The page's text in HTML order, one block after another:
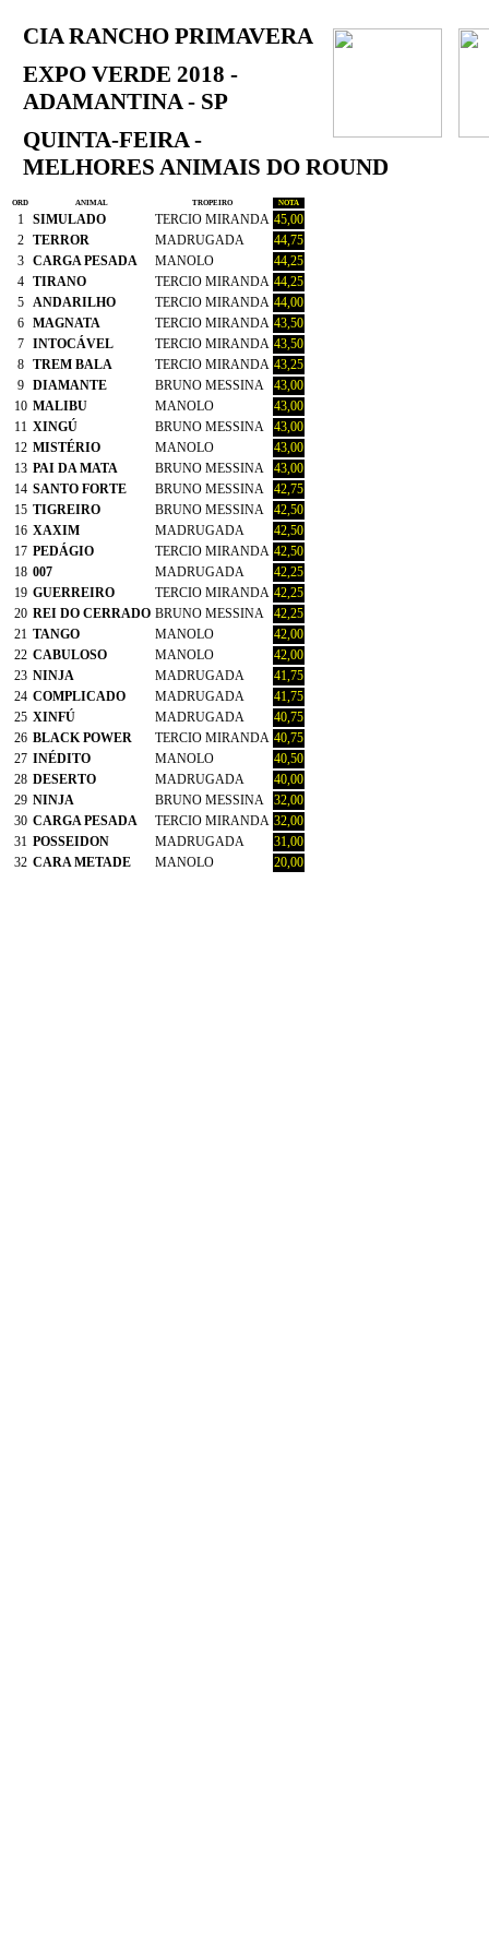
CIA RANCHO PRIMAVERA
EXPO VERDE 2018 -
ADAMANTINA - SP
QUINTA-FEIRA -
MELHORES ANIMAIS DO ROUND
ORD ANIMAL TROPEIRO NOTA
1 SIMULADO TERCIO MIRANDA 45,00
2
TERROR MADRUGADA
44,75
3
CARGA PESADA MANOLO
44,25
4
TIRANO TERCIO MIRANDA 44,25
5
ANDARILHO TERCIO MIRANDA 44,00
6
MAGNATA TERCIO MIRANDA 43,50
7
INTOCÁVEL TERCIO MIRANDA 43,50
8
TREM BALA TERCIO MIRANDA 43,25
9
DIAMANTE BRUNO MESSINA
43,00
10 MALIBU MANOLO
43,00
11 XINGÚ BRUNO MESSINA
43,00
12 MISTÉRIO MANOLO
43,00
13 PAI DA MATA BRUNO MESSINA
43,00
14 SANTO FORTE BRUNO MESSINA
42,75
15 TIGREIRO BRUNO MESSINA
42,50
16 XAXIM MADRUGADA
42,50
17 PEDÁGIO TERCIO MIRANDA 42,50
18 007 MADRUGADA
42,25
19 GUERREIRO TERCIO MIRANDA 42,25
20 REI DO CERRADO BRUNO MESSINA
42,25
21 TANGO MANOLO
42,00
22 CABULOSO MANOLO
42,00
23 NINJA MADRUGADA
41,75
24 COMPLICADO MADRUGADA
41,75
25 XINFÚ MADRUGADA
40,75
26 BLACK POWER TERCIO MIRANDA 40,75
27 INÉDITO MANOLO
40,50
28 DESERTO MADRUGADA
40,00
29 NINJA BRUNO MESSINA
32,00
30 CARGA PESADA TERCIO MIRANDA 32,00
31 POSSEIDON MADRUGADA
31,00
32 CARA METADE MANOLO 20,00